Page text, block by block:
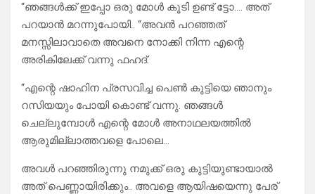
“ഞങ്ങൾക്ക് ഇപ്പോ ഒരു മോൾ കൂടി ഉണ്ട് ട്ടോ…. അത്‌
പറയാൻ മറന്നുപോയി.. “അവൻ പറഞ്ഞത്
മനസ്സിലാവാതെ അവനെ നോക്കി നിന്ന എന്റെ
അരികിലേക്ക് വന്നു ഫഹദ്.
“എന്റെ ഷാഹിന പ്രസവിച്ച പെൺ കുട്ടിയെ ഞാനും
റസിയയും പോയി കൊണ്ട് വന്നു. ഞങ്ങൾ
ചെല്ലുമ്പോൾ എന്റെ മോൾ അനാഥലയത്തിൽ
ആരുമില്ലാത്തവളെ പോലെ…
അവൾ പറഞ്ഞിരുന്നു നമുക്ക് ഒരു കുട്ടിയുണ്ടായാൽ
അത്‌ പെണ്ണായിരിക്കും.. അവളെ ആയിഷയെന്നു പേര്